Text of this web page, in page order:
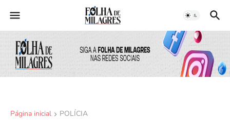
Página inicial POLÍCIA